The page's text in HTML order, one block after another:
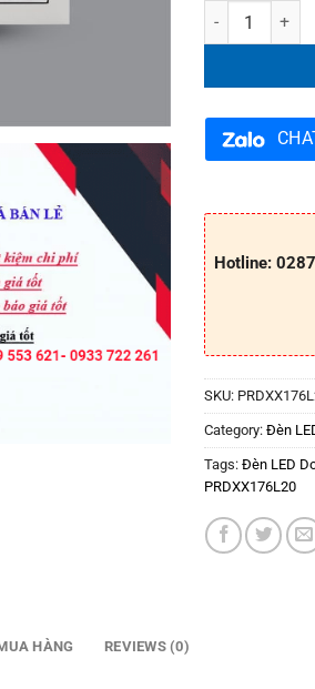
Đèn LED
Hotline:
SKU:
Category: Đèn
Tags: Đèn LED
PRDXX176L20
HÀNG REVIEWS (0)